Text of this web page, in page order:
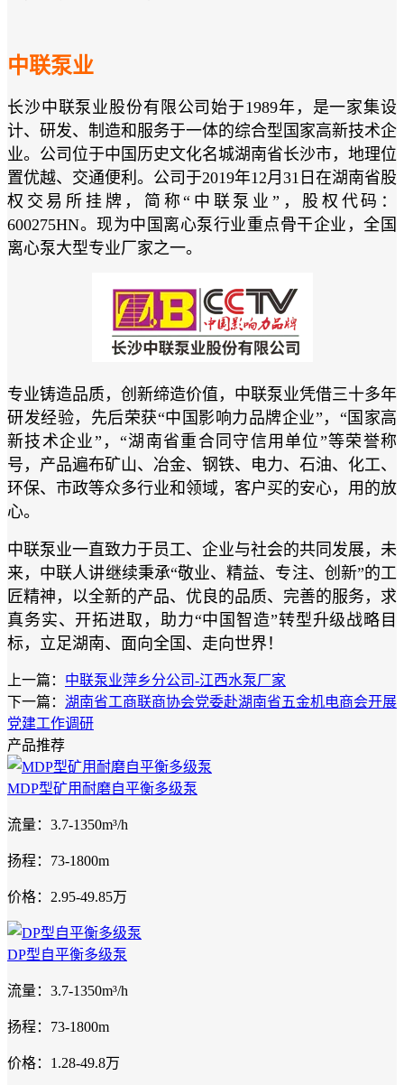
中联泵业
长沙中联泵业股份有限公司始于1989年，是一家集设
计、研发、制造和服务于一体的综合型国家高新技术企
业。公司位于中国历史文化名城湖南省长沙市，地理位
置优越、交通便利。公司于2019年12月31日在湖南省股
权交易所挂牌，简称“中联泵业”，股权代码：
600275HN。现为中国离心泵行业重点骨干企业，全国
离心泵大型专业厂家之一。
专业铸造品质，创新缔造价值，中联泵业凭借三十多年
研发经验，先后荣获“中国影响力品牌企业”，“国家高
新技术企业”，“湖南省重合同守信用单位”等荣誉称
号，产品遍布矿山、冶金、钢铁、电力、石油、化工、
环保、市政等众多行业和领域，客户买的安心，用的放
心。
中联泵业一直致力于员工、企业与社会的共同发展，未
来，中联人讲继续秉承“敬业、精益、专注、创新”的工
匠精神，以全新的产品、优良的品质、完善的服务，求
真务实、开拓进取，助力“中国智造”转型升级战略目
标，立足湖南、面向全国、走向世界！
上一篇： 中联泵业萍乡分公司-江西水泵厂家
下一篇： 湖南省工商联商协会党委赴湖南省五金机电商会开展
党建工作调研
产品推荐
MDP型矿用耐磨自平衡多级泵
流量：3.7-1350m³/h
扬程：73-1800m
价格：2.95-49.85万
DP型自平衡多级泵
流量：3.7-1350m³/h
扬程：73-1800m
价格：1.28-49.8万